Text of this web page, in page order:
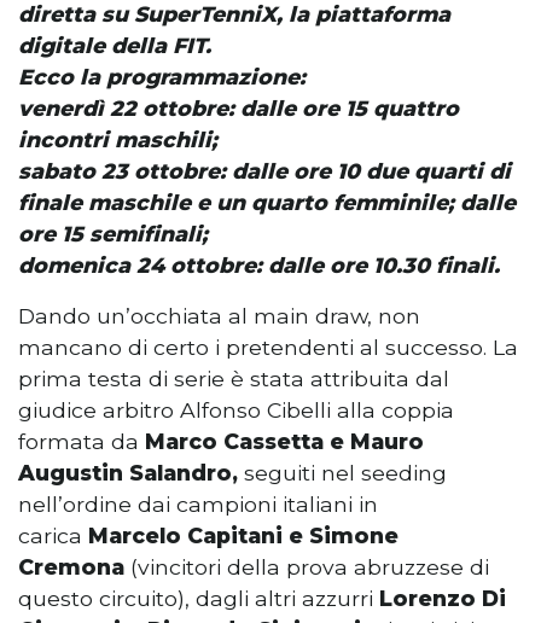
diretta su SuperTenniX, la piattaforma
digitale della FIT.
Ecco la programmazione:
venerdì 22 ottobre: dalle ore 15 quattro
incontri maschili;
sabato 23 ottobre: dalle ore 10 due quarti di
finale maschile e un quarto femminile; dalle
ore 15 semifinali;
domenica 24 ottobre: dalle ore 10.30 finali.
Dando un’occhiata al main draw, non
mancano di certo i pretendenti al successo. La
prima testa di serie è stata attribuita dal
giudice arbitro Alfonso Cibelli alla coppia
formata da Marco Cassetta e Mauro
Augustin Salandro, seguiti nel seeding
nell’ordine dai campioni italiani in
carica Marcelo Capitani e Simone
Cremona (vincitori della prova abruzzese di
questo circuito), dagli altri azzurri Lorenzo Di